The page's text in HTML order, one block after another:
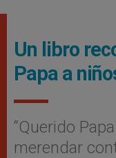
Un libro
Papa a
“Querido
merendar